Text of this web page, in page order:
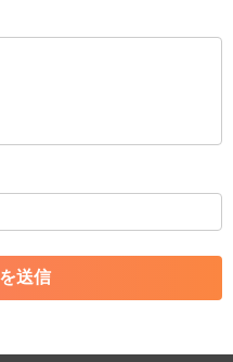
てはコメント削除や書き込み制
すること
む内容の投稿
の投稿
した投稿